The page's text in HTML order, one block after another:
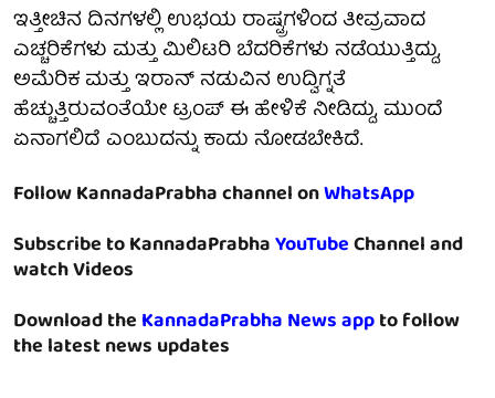
ಇತ್ತೀಚಿನ ದಿನಗಳಲ್ಲಿ ಉಭಯ ರಾಷ್ಟ್ರಗಳಿಂದ ತೀವ್ರವಾದ
ಎಚ್ಚರಿಕೆಗಳು ಮತ್ತು ಮಿಲಿಟರಿ ಬೆದರಿಕೆಗಳು ನಡೆಯುತ್ತಿದ್ದು,
ಅಮೆರಿಕ ಮತ್ತು ಇರಾನ್ ನಡುವಿನ ಉದ್ವಿಗ್ನತೆ
ಹೆಚ್ಚುತ್ತಿರುವಂತೆಯೇ ಟ್ರಂಪ್ ಈ ಹೇಳಿಕೆ ನೀಡಿದ್ದು, ಮುಂದೆ
ಏನಾಗಲಿದೆ ಎಂಬುದನ್ನು ಕಾದು ನೋಡಬೇಕಿದೆ.
Follow KannadaPrabha channel onWhatsApp
Subscribe to KannadaPrabhaYouTubeChannel and
watch Videos
Download theKannadaPrabha News appto follow
the latest news updates